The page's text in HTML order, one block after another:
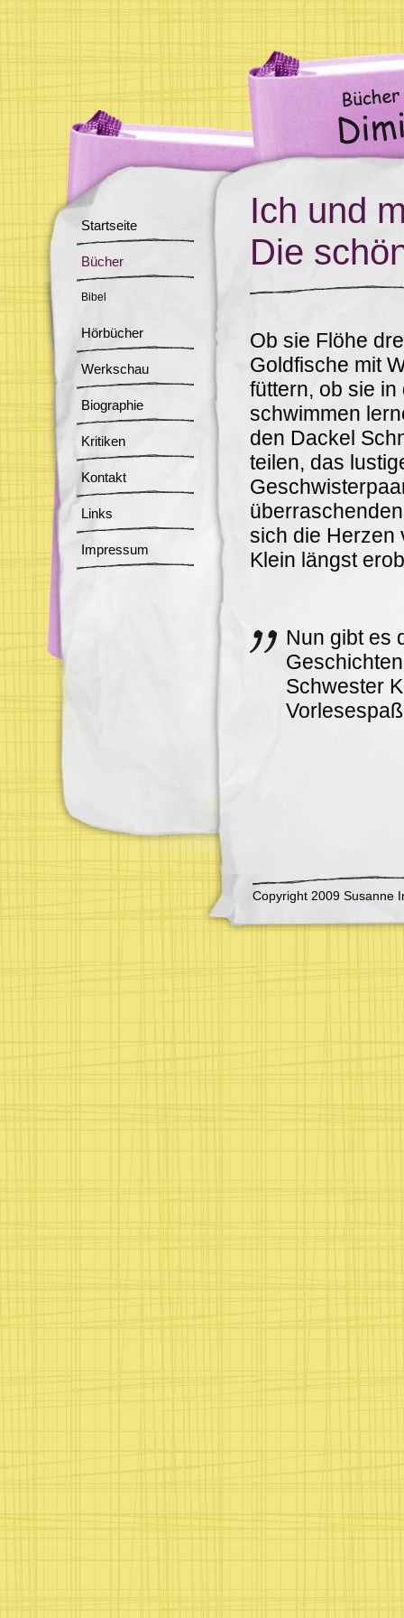
Startseite
Bücher
Bibel
Hörbücher
Werkschau
Biographie
Kritiken
Kontakt
Links
Impressum
Ich und
Die
Ob sie Flöhe
Goldfische mit
füttern, ob sie
schwimmen
den Dackel
teilen, das
sich die Herzen
Klein längst
Nun gibt es
Schwester
Copyright 2009 Susanne